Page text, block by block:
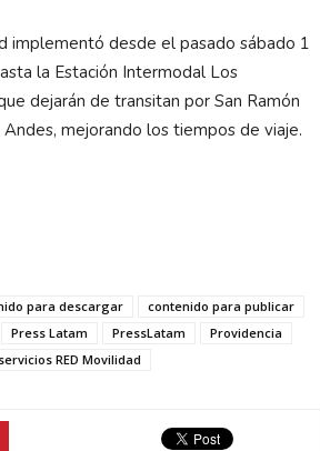
implementó desde el pasado sábado 1
la Estación Intermodal Los
dejarán de transitan por San Ramón
mejorando los tiempos de viaje.
para descargar
contenido para publicar
Press Latam PressLatam
Providencia
servicios RED Movilidad